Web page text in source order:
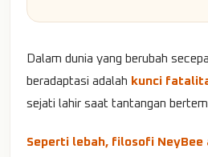
Dalam dunia yang berubah
beradaptasi adalah kunci
sejati lahir saat tantangan
Seperti lebah, filosofi NeyBee